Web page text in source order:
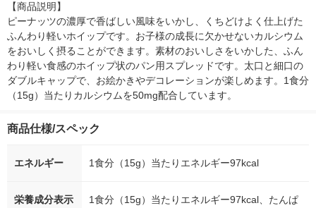
【商品説明】
ピーナッツの濃厚で香ばしい風味をいかし、くちどけよく仕上げた
ふんわり軽いホイップです。お子様の成長に欠かせないカルシウム
をおいしく摂ることができます。素材のおいしさをいかした、ふん
わり軽い食感のホイップ状のパン用スプレッドです。太口と細口の
ダブルキャップで、お絵かきやデコレーションが楽しめます。1食分
（15g）当たりカルシウムを50mg配合しています。
商品仕様/スペック
エネルギー 1食分（15g）当たりエネルギー97kcal
栄養成分表示
1食分（15g）当たりエネルギー97kcal、たんぱ